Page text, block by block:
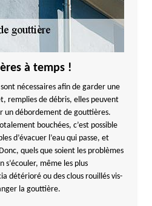
à temps !
nécessaires afin de garder une
remplies de débris, elles peuvent
un débordement de gouttières.
bouchées, c’est possible
d’évacuer l’eau qui passe, et
quels que soient les problèmes
s’écouler, même les plus
détérioré ou des clous rouillés vis-
la gouttière.